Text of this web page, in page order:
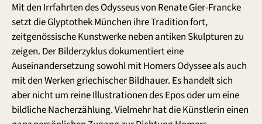
Mit den Irrfahrten des Odysseus von Renate Gier-Francke
setzt die Glyptothek München ihre Tradition fort,
zeitgenössische Kunstwerke neben antiken Skulpturen zu
zeigen. Der Bilderzyklus dokumentiert eine
Auseinandersetzung sowohl mit Homers Odyssee als auch
mit den Werken griechischer Bildhauer. Es handelt sich
aber nicht um reine Illustrationen des Epos oder um eine
bildliche Nacherzählung. Vielmehr hat die Künstlerin einen